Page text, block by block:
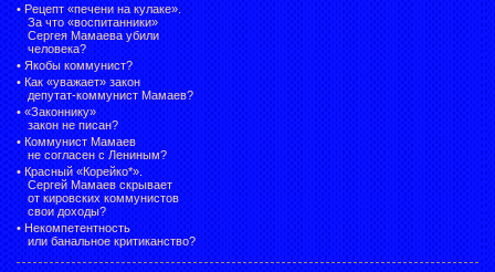
• Рецепт «печени на кулаке».
За что «воспитанники»
Сергея Мамаева убили
человека?
• Якобы коммунист?
• Как «уважает» закон
депутат-коммунист Мамаев?
• «Законнику»
закон не писан?
• Коммунист Мамаев
не согласен с Лениным?
• Красный «Корейко*».
Сергей Мамаев скрывает
от кировских коммунистов
свои доходы?
• Некомпетентность
или банальное критиканство?